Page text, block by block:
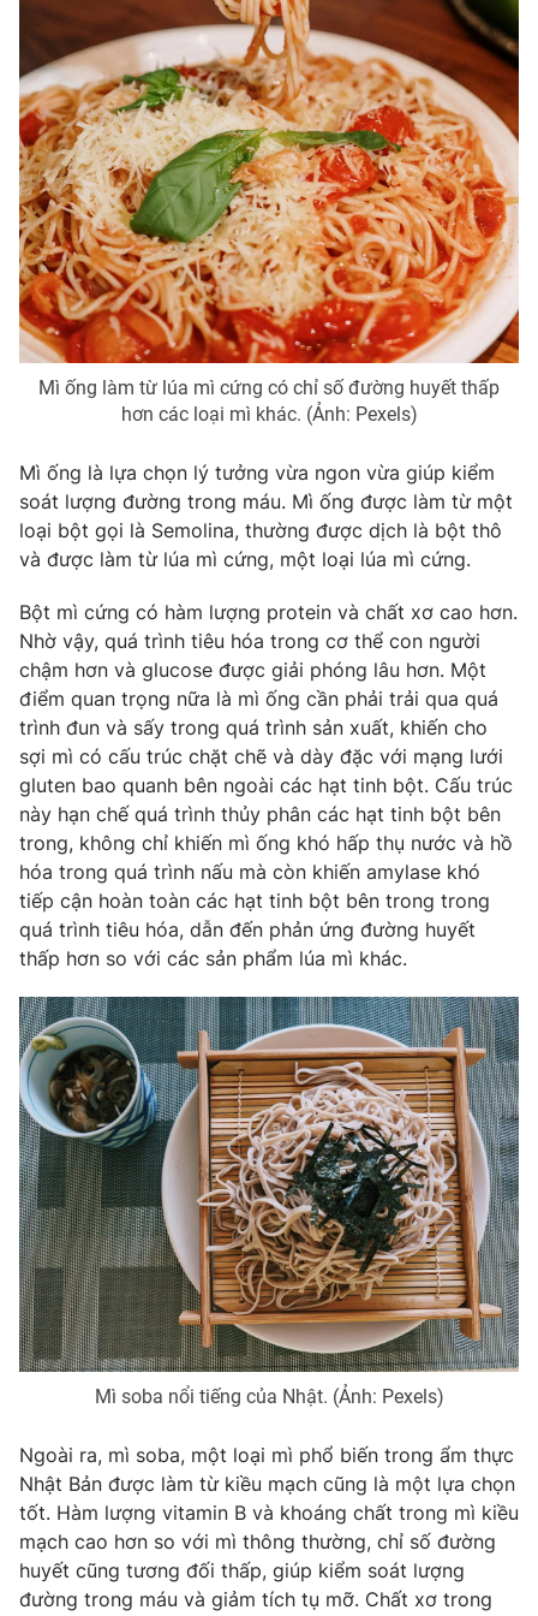
Photo Infographic
Video Shorts video
VTV Money VTV Thể thao
VTV Sức khoẻ Bất động sản
Thị trường 24h Tấm lòng Việt
VTV4 Vươn mình bằng AI
VTV9 VTV8
Liên hệ tòa soạn English
THỜI BÁO VTV
Theo dõi báo trên
Cơ quan chủ quản: Đài Truyền hình Việt Nam
Cơ quan báo chí:Thời báo VTV
Giấy phép hoạt động báo in và báo điện tử số 483/GP-BTTTT
cấp ngày 29/12/2023
Tổng Biên tập:Vũ Thanh Thủy
Phó Tổng Biên tập:Nguyễn Thị Mỹ Hạnh, Phạm Quốc Thắng,
Nguyễn Trọng Ninh
Tổng đài VTV:024.38 355 931 - 024.38 355 932
Ðiện thoại Thời báo VTV:024.66 897 897
Email:toasoan@vtv.vn
Liên hệ quảng cáo:
024-7300.7108
® Cấm sao chép dưới mọi hình thức nếu không có sự chấp
thuận bằng văn bản. Ghi rõ nguồn VTV.vn khi phát hành lại
thông tin từ website này.
Mì ống làm từ lúa mì cứng có chỉ số đường huyết thấp
hơn các loại mì khác. (Ảnh: Pexels)
Mì ống là lựa chọn lý tưởng vừa ngon vừa giúp kiểm
soát lượng đường trong máu. Mì ống được làm từ một
loại bột gọi là Semolina, thường được dịch là bột thô
và được làm từ lúa mì cứng, một loại lúa mì cứng.
Bột mì cứng có hàm lượng protein và chất xơ cao hơn.
Nhờ vậy, quá trình tiêu hóa trong cơ thể con người
chậm hơn và glucose được giải phóng lâu hơn. Một
điểm quan trọng nữa là mì ống cần phải trải qua quá
trình đun và sấy trong quá trình sản xuất, khiến cho
sợi mì có cấu trúc chặt chẽ và dày đặc với mạng lưới
gluten bao quanh bên ngoài các hạt tinh bột. Cấu trúc
này hạn chế quá trình thủy phân các hạt tinh bột bên
trong, không chỉ khiến mì ống khó hấp thụ nước và hồ
hóa trong quá trình nấu mà còn khiến amylase khó
tiếp cận hoàn toàn các hạt tinh bột bên trong trong
quá trình tiêu hóa, dẫn đến phản ứng đường huyết
thấp hơn so với các sản phẩm lúa mì khác.
Mì soba nổi tiếng của Nhật. (Ảnh: Pexels)
Ngoài ra, mì soba, một loại mì phổ biến trong ẩm thực
Nhật Bản được làm từ kiều mạch cũng là một lựa chọn
tốt. Hàm lượng vitamin B và khoáng chất trong mì kiều
mạch cao hơn so với mì thông thường, chỉ số đường
huyết cũng tương đối thấp, giúp kiểm soát lượng
đường trong máu và giảm tích tụ mỡ. Chất xơ trong